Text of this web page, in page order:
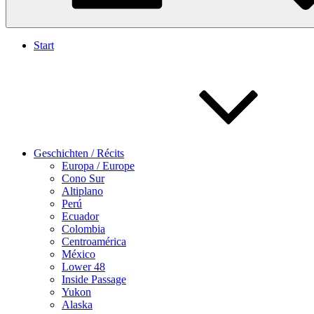
Start
Geschichten / Récits
Europa / Europe
Cono Sur
Altiplano
Perú
Ecuador
Colombia
Centroamérica
México
Lower 48
Inside Passage
Yukon
Alaska